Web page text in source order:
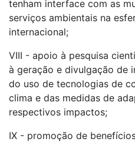
tenham interface com as
serviços ambientais na
internacional;
VIII - apoio à pesquisa
à geração e divulgação de
do uso de tecnologias de
clima e das medidas de
respectivos impactos;
IX - promoção de